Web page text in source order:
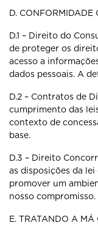
D. CONFORMIDADE
D.1 – Direito do
de proteger os
acesso a
dados pessoais. A
D.2 – Contratos de
cumprimento das
contexto de
base.
D.3 – Direito
as disposições da lei
promover um
nosso compromisso.
E. TRATANDO A MÁ